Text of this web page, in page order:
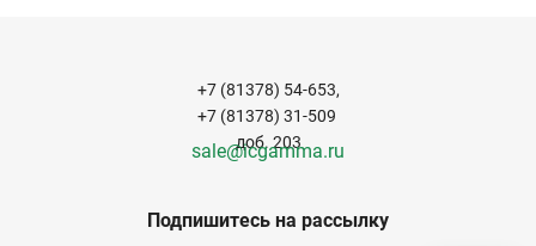
Подпишитесь на рассылку
+7 (81378) 54-653,
+7 (81378) 31-509
доб. 203
sale@icgamma.ru